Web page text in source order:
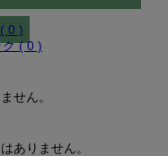
0 )
ク ( 0 )
せん。
ありません。